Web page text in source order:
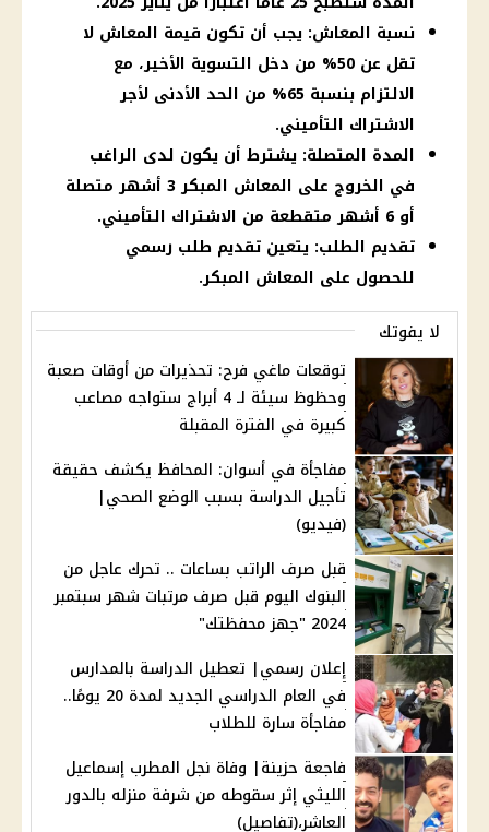
نسبة المعاش: يجب أن تكون قيمة المعاش لا
تقل عن 50% من دخل التسوية الأخير، مع
الالتزام بنسبة 65% من الحد الأدنى لأجر
الاشتراك التأميني.
المدة المتصلة: يشترط أن يكون لدى الراغب
في الخروج على المعاش المبكر 3 أشهر متصلة
أو 6 أشهر متقطعة من الاشتراك التأميني.
تقديم الطلب: يتعين تقديم طلب رسمي
للحصول على المعاش المبكر.
لا يفوتك
توقعات ماغي فرح: تحذيرات من أوقات صعبة
وحظوظ سيئة لـ 4 أبراج ستواجه مصاعب
كبيرة في الفترة المقبلة
مفاجأة في أسوان: المحافظ يكشف حقيقة
تأجيل الدراسة بسبب الوضع الصحي|
(فيديو)
قبل صرف الراتب بساعات .. تحرك عاجل من
البنوك اليوم قبل صرف مرتبات شهر سبتمبر
2024 "جهز محفظتك"
إعلان رسمي| تعطيل الدراسة بالمدارس
في العام الدراسي الجديد لمدة 20 يومًا..
مفاجأة سارة للطلاب
فاجعة حزينة| وفاة نجل المطرب إسماعيل
الليثي إثر سقوطه من شرفة منزله بالدور
العاشر،(تفاصيل)